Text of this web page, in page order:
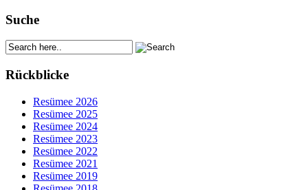
Suche
Rückblicke
Resümee 2026
Resümee 2025
Resümee 2024
Resümee 2023
Resümee 2022
Resümee 2021
Resümee 2019